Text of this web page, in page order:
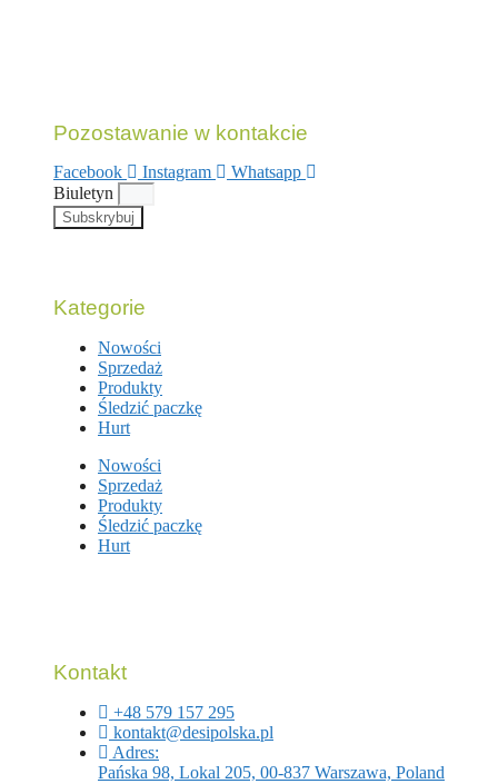
Pozostawanie w kontakcie
Facebook Instagram
Whatsapp
Biuletyn
Subskrybuj
Kategorie
Nowości
Sprzedaż
Produkty
Śledzić paczkę
Hurt
Nowości
Sprzedaż
Produkty
Śledzić paczkę
Hurt
Kontakt
+48 579 157 295
kontakt@desipolska.pl
Adres:
Pańska 98, Lokal 205, 00-837 Warszawa, Poland